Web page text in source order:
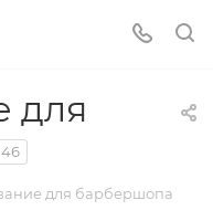
для
для барбершопа